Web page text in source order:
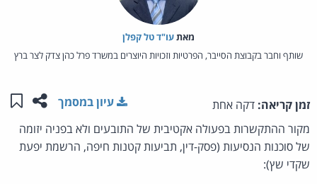
מאת‏עו"ד טל קפלן
שותף וחבר בקבוצת הסייבר, הפרטיות וזכויות היוצרים במשרד פרל כהן צדק לצר ברץ
זמן קריאה: דקה אחת שתפו
עיון במסמך
מקור ההתקשרות בפעולה אקטיבית של התובעים ולא בפניה יזומה
של סוכנות הנסיעות (פסק-דין, תביעות קטנות חיפה, הרשמת יפעת
שקדי שץ):